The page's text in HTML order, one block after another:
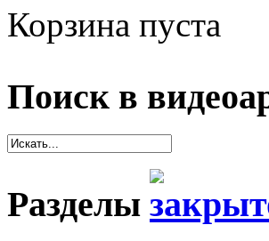
Корзина пуста
Поиск в
Разделы